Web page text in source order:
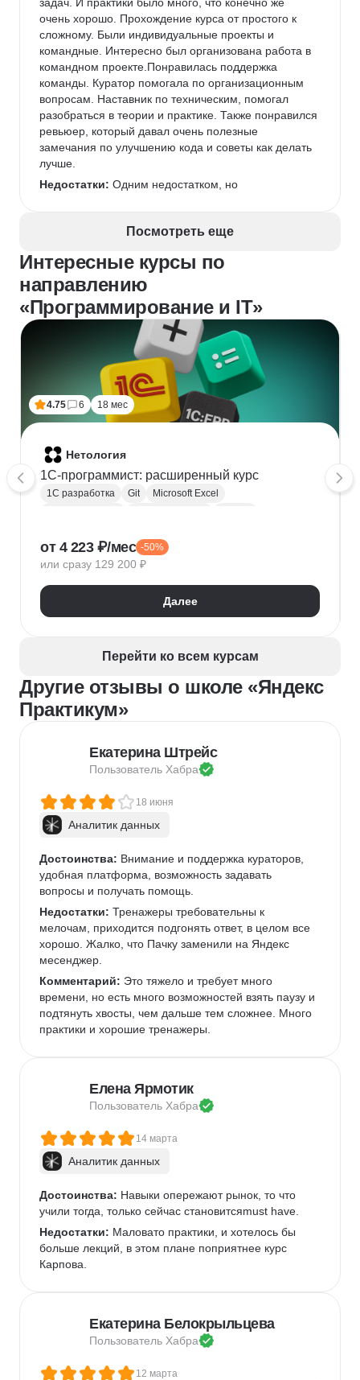
очень хорошо. Прохождение курса от простого к
сложному. Были индивидуальные проекты и
командные. Интересно был организована работа в
командном проекте.Понравилась поддержка
команды. Куратор помогала по организационным
вопросам. Наставник по техническим, помогал
разобраться в теории и практике. Также понравился
ревьюер, который давал очень полезные
замечания по улучшению кода и советы как делать
лучше.
Недостатки: Одним недостатком, но
приучало к работе над реальным проектом, т.к.,
разработки продукта.Также были моменты, когда в
тренажере решишь задачу правильно, но вывод не
соответствует правильному ответу. Но команда
поддержки выручала в таких моментах.
До начала курса необходимо
заранее освободить на 10 месяцев много времени,
т.к. все это время займет учеба.
Посмотреть еще
Интересные курсы по
направлению
«Программирование и IT»
4.75 6 18 мес
Нетология
1C-программист: расширенный курс
1С разработка Git
Microsoft Excel
Конфигурирование 1С
от 4 223 ₽/мес -50%
или сразу 129 200 ₽
Далее
Перейти ко всем курсам
Другие отзывы о школе «Яндекс
Практикум»
Екатерина Штрейс
Пользователь Хабра
18 июня
Аналитик данных
Достоинства: Внимание и поддержка кураторов,
удобная платформа, возможность задавать
вопросы и получать помощь.
Недостатки: Тренажеры требовательны к
мелочам, приходится подгонять ответ, в целом все
хорошо. Жалко, что Пачку заменили на Яндекс
месенджер.
Комментарий: Это тяжело и требует много
времени, но есть много возможностей взять паузу и
подтянуть хвосты, чем дальше тем сложнее. Много
практики и хорошие тренажеры.
Елена Ярмотик
Пользователь Хабра
14 марта
Аналитик данных
Достоинства: Навыки опережают рынок, то что
учили тогда, только сейчас становитсяmust have.
Недостатки: Маловато практики, и хотелось бы
больше лекций, в этом плане поприятнее курс
Карпова.
Екатерина Белокрыльцева
Пользователь Хабра
12 марта